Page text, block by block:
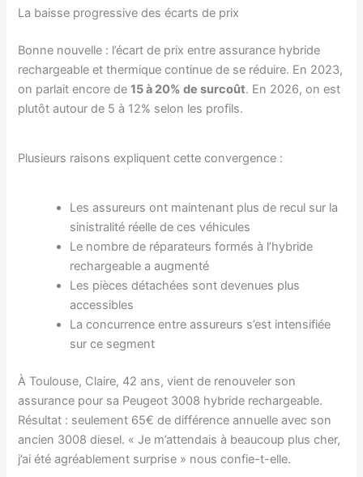
La baisse progressive des écarts de prix
Bonne nouvelle : l’écart de prix entre assurance hybride
rechargeable et thermique continue de se réduire. En 2023,
on parlait encore de15 à 20% de surcoût. En 2026, on est
plutôt autour de 5 à 12% selon les profils.
Plusieurs raisons expliquent cette convergence :
Les assureurs ont maintenant plus de recul sur la
sinistralité réelle de ces véhicules
Le nombre de réparateurs formés à l’hybride
rechargeable a augmenté
Les pièces détachées sont devenues plus
accessibles
La concurrence entre assureurs s’est intensifiée
sur ce segment
À Toulouse, Claire, 42 ans, vient de renouveler son
assurance pour sa Peugeot 3008 hybride rechargeable.
Résultat : seulement 65€ de différence annuelle avec son
ancien 3008 diesel. « Je m’attendais à beaucoup plus cher,
j’ai été agréablement surprise » nous confie-t-elle.